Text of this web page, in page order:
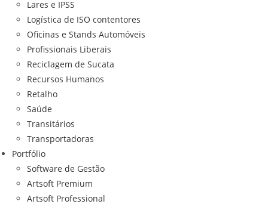
Lares e IPSS
Logística de ISO contentores
Oficinas e Stands Automóveis
Profissionais Liberais
Reciclagem de Sucata
Recursos Humanos
Retalho
Saúde
Transitários
Transportadoras
Portfólio
Software de Gestão
Artsoft Premium
Artsoft Professional